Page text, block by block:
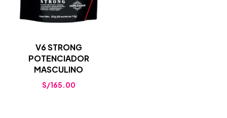
V6 STRONG
POTENCIADOR
MASCULINO
S/165.00